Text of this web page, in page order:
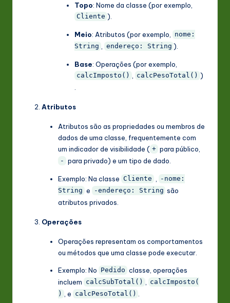
Topo: Nome da classe (por exemplo,
Cliente ).
Meio: Atributos (por exemplo,
nome:
String
endereço: String ).
Base: Operações (por exemplo,
calcImposto() calcPesoTotal() )
Atributos
Atributos são as propriedades ou membros de
dados de uma classe, frequentemente com
um indicador de visibilidade ( + para público,
- para privado) e um tipo de dado.
Exemplo: Na classe Cliente
-nome:
String e -endereço: String são
atributos privados.
Operações
Operações representam os comportamentos
ou métodos que uma classe pode executar.
Exemplo: No Pedido classe, operações
incluem calcSubTotal()
calcImposto(
)
, e calcPesoTotal()